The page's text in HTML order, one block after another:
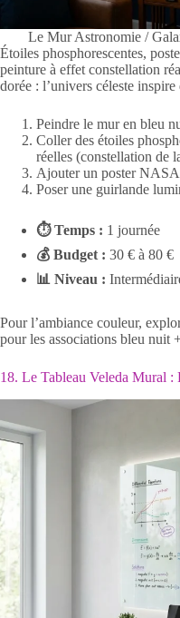
Le Mur Astronomie /
Étoiles phosphorescentes,
peinture à effet constellation
dorée : l’univers céleste
Peindre le mur en bleu
Coller des étoiles
réelles (constellation de
Ajouter un poster
Poser une guirlande
⏱ Temps : 1 journée
💰 Budget : 30 € à 80 €
📊 Niveau :
Pour l’ambiance couleur,
pour les associations bleu nuit
18. Le Tableau Veleda Mural :